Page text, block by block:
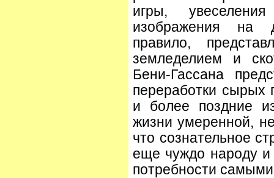
игры,
изображения на
правило,
земледелием и
Бени-Гассана
переработки сырых
и более поздние
жизни умеренной,
что сознательное
еще чуждо народу и
потребности